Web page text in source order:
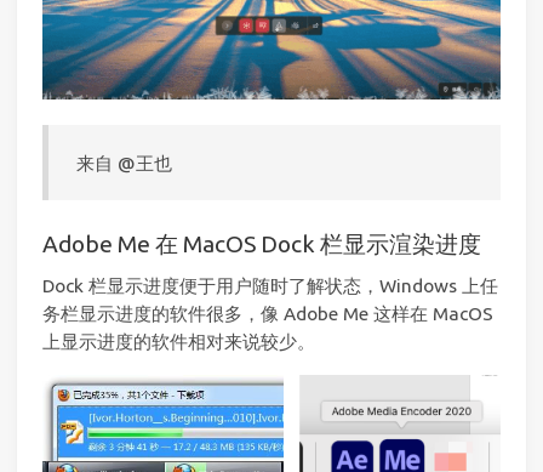
来自 @王也
Adobe Me 在 MacOS Dock 栏显示渲染进度
Dock 栏显示进度便于用户随时了解状态，Windows 上任
务栏显示进度的软件很多，像 Adobe Me 这样在 MacOS
上显示进度的软件相对来说较少。